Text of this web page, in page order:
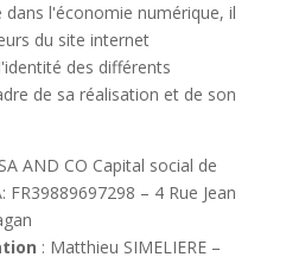
l'économie numérique, il
du site internet
des différents
de sa réalisation et de son
AND CO Capital social de
– 4 Rue Jean
: Matthieu SIMELIERE –